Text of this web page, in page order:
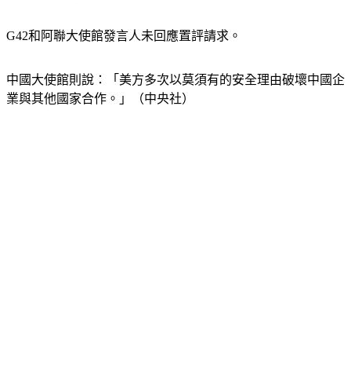
G42和阿聯大使館發言人未回應置評請求。
中國大使館則說：「美方多次以莫須有的安全理由破壞中國企
業與其他國家合作。」（中央社）